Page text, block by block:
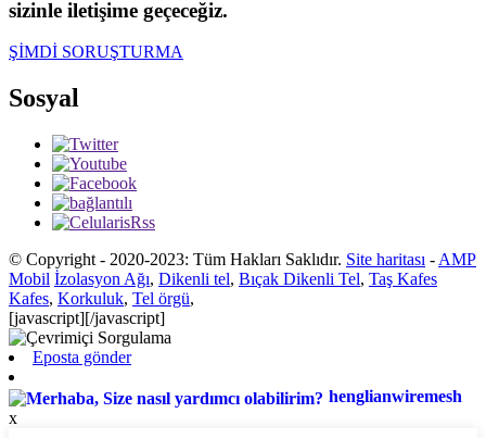
sizinle iletişime geçeceğiz.
ŞİMDİ SORUŞTURMA
Sosyal
© Copyright - 2020-2023: Tüm Hakları Saklıdır. Site haritası - AMP
Mobil İzolasyon Ağı, Dikenli tel, Bıçak Dikenli Tel, Taş Kafes
Kafes, Korkuluk, Tel örgü,
[javascript][/javascript]
Eposta gönder
henglianwiremesh
x